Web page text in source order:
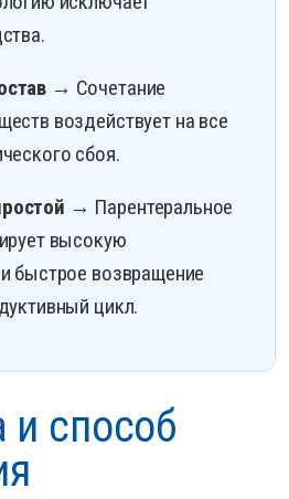
→ Сочетание
воздействует на все
сбоя.
→ Парентеральное
высокую
быстрое возвращение
цикл.
и способ